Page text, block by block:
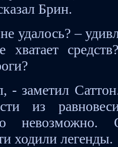
Брин.
удалось? –
- заметил
из
невозможно.
ходили легенды.